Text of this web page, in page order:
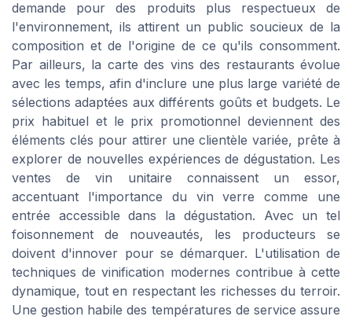
demande pour des produits plus respectueux de
l'environnement, ils attirent un public soucieux de la
composition et de l'origine de ce qu'ils consomment.
Par ailleurs, la carte des vins des restaurants évolue
avec les temps, afin d'inclure une plus large variété de
sélections adaptées aux différents goûts et budgets. Le
prix habituel et le prix promotionnel deviennent des
éléments clés pour attirer une clientèle variée, prête à
explorer de nouvelles expériences de dégustation. Les
ventes de vin unitaire connaissent un essor,
accentuant l'importance du vin verre comme une
entrée accessible dans la dégustation. Avec un tel
foisonnement de nouveautés, les producteurs se
doivent d'innover pour se démarquer. L'utilisation de
techniques de vinification modernes contribue à cette
dynamique, tout en respectant les richesses du terroir.
Une gestion habile des températures de service assure